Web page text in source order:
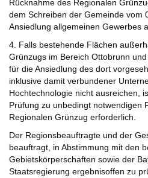
Rücknahme des Regionalen
dem Schreiben der Gemeinde vom
Ansiedlung allgemeinen Gewerbes
4. Falls bestehende Flächen
Grünzugs im Bereich Ottobrunn
für die Ansiedlung des dort
inklusive damit verbundener
Hochtechnologie nicht ausreichen,
Prüfung zu unbedingt notwendigen
Regionalen Grünzug erforderlich.
Der Regionsbeauftragte und der
beauftragt, in Abstimmung mit den
Gebietskörperschaften sowie der
Staatsregierung ergebnisoffen zu